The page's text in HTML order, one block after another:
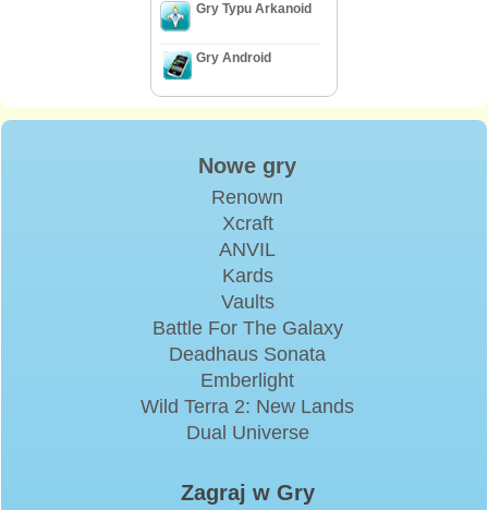
Gry Typu Arkanoid
Gry Android
Nowe gry
Renown
Xcraft
ANVIL
Kards
Vaults
Battle For The Galaxy
Deadhaus Sonata
Emberlight
Wild Terra 2: New Lands
Dual Universe
Zagraj w Gry